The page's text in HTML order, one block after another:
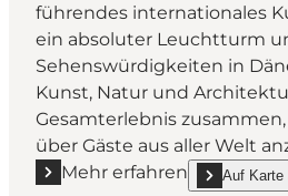
führendes internationales
ein absoluter Leuchtturm
Sehenswürdigkeiten in
Kunst, Natur und
Gesamterlebnis
über Gäste aus aller Welt
Mehr erfahren
Mehr erfahren "Louisiana
Auf Karte
show